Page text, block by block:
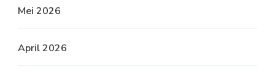
Mei 2026
April 2026